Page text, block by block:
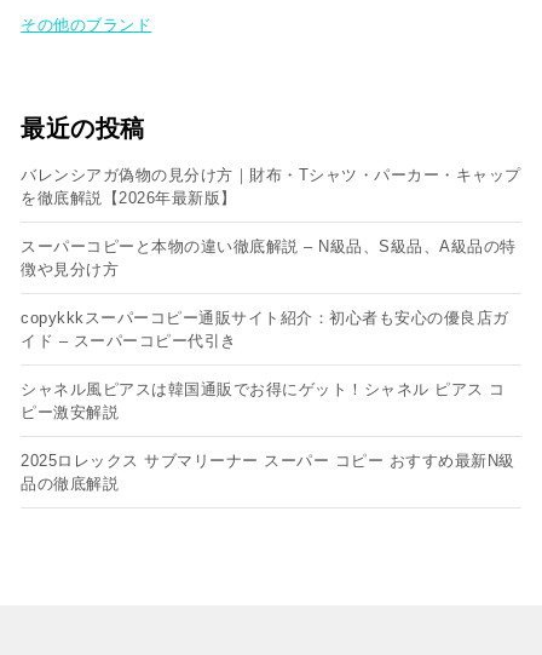
その他のブランド
最近の投稿
バレンシアガ偽物の見分け方｜財布・Tシャツ・パーカー・キャップ
を徹底解説【2026年最新版】
スーパーコピーと本物の違い徹底解説 – N級品、S級品、A級品の特
徴や見分け方
copykkkスーパーコピー通販サイト紹介：初心者も安心の優良店ガ
イド – スーパーコピー代引き
シャネル風ピアスは韓国通販でお得にゲット！シャネル ピアス コ
ピー​激安解説
2025ロレックス サブマリーナー スーパー コピー おすすめ最新N級
品の徹底解説